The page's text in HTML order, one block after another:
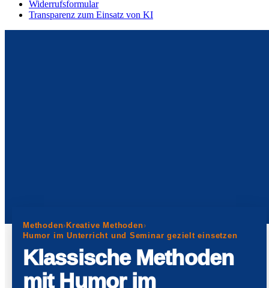
Widerrufsformular
Transparenz zum Einsatz von KI
Methoden›Kreative Methoden›
Humor im Unterricht und Seminar gezielt einsetzen
Klassische Methoden
mit Humor im